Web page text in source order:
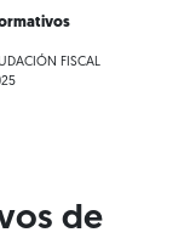
FISCAL
de